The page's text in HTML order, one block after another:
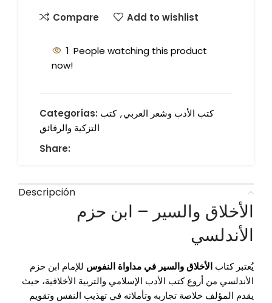
Compare Add to wishlist
1 People watching this product
now!
Categorías: كتب الأدب وشعر العربي, كتب
التزكية والرقائق
Share:
Descripción
الأخلاق والسير – ابن حزم
الأندلسي
يُعتبر كتاب الأخلاق والسير في مداواة النفوس للإمام ابن حزم
الأندلسي من أروع كتب الأدب الإسلامي والتربية الأخلاقية، حيث
يقدم المؤلف خلاصة تجاربه وتأملاته في تهذيب النفس وتقويم